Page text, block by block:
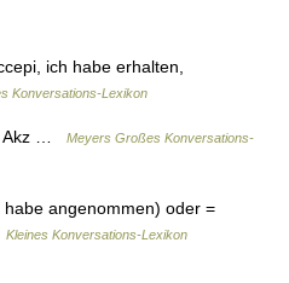
ich habe erhalten,
Konversations-Lexikon
Akz …
Meyers Großes Konversations-
angenommen) oder =
Kleines Konversations-Lexikon